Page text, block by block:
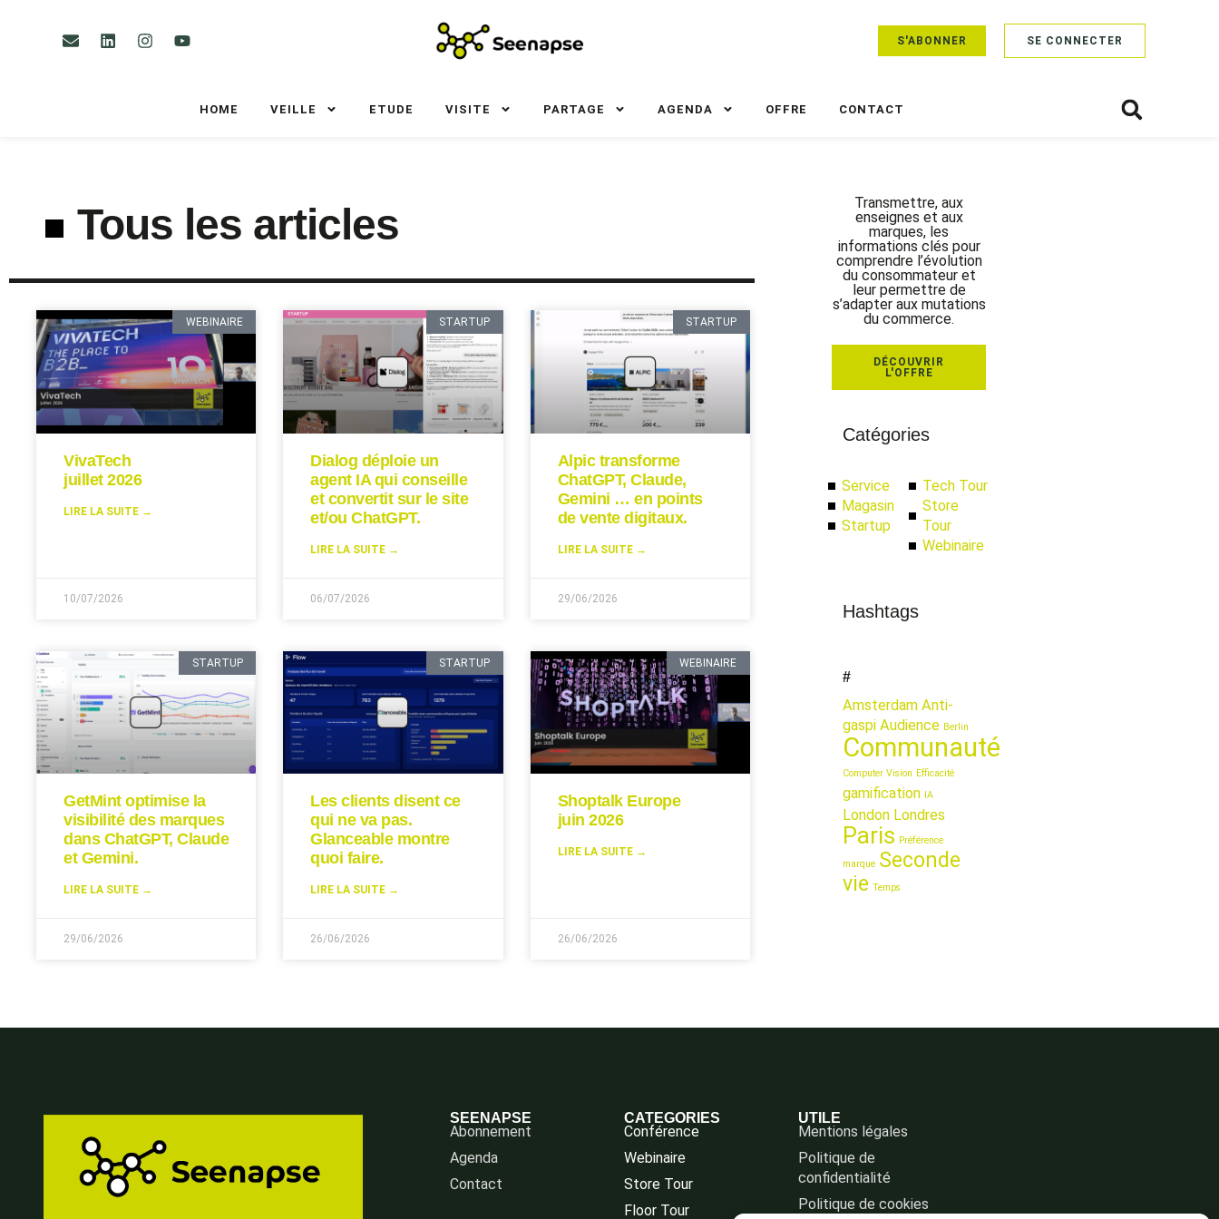
S'ABONNER SE CONNECTER
HOME VEILLE ETUDE VISITE PARTAGE AGENDA OFFRE CONTACT
Tous les articles
WEBINAIRE
VivaTech
juillet 2026
LIRE LA SUITE →
10/07/2026
STARTUP
Dialog déploie un
agent IA qui conseille
et convertit sur le site
et/ou ChatGPT.
LIRE LA SUITE →
06/07/2026
STARTUP
Alpic transforme
ChatGPT, Claude,
Gemini … en points
de vente digitaux.
LIRE LA SUITE →
29/06/2026
STARTUP
GetMint optimise la
visibilité des marques
dans ChatGPT, Claude
et Gemini.
LIRE LA SUITE →
29/06/2026
STARTUP
Les clients disent ce
qui ne va pas.
Glanceable montre
quoi faire.
LIRE LA SUITE →
26/06/2026
WEBINAIRE
Shoptalk Europe
juin 2026
LIRE LA SUITE →
26/06/2026
Transmettre, aux
enseignes et aux
marques, les
informations clés pour
comprendre l’évolution
du consommateur et
leur permettre de
s’adapter aux mutations
du commerce.
DÉCOUVRIR
L'OFFRE
Catégories
Service
Magasin
Startup
Tech Tour
Store
Tour
Webinaire
Hashtags
#
Amsterdam Anti-
gaspi Audience Berlin
Communauté
Computer Vision Efficacité
gamification IA
London Londres
Paris Préférence
marque Seconde
vie Temps
SEENAPSE
Abonnement
Agenda
Contact
CATEGORIES
Conférence
Webinaire
Store Tour
Floor Tour
UTILE
Mentions légales
Politique de
confidentialité
Politique de cookies